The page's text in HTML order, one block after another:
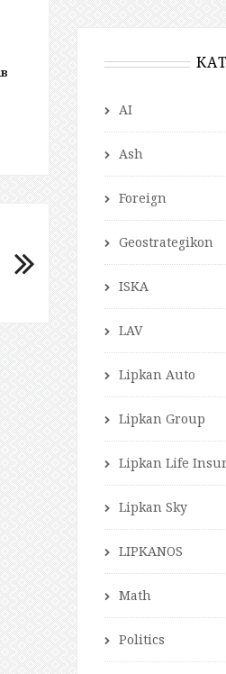
AI
Ash
Foreign
Geostrategikon
ISKA
LAV
Lipkan Auto
Lipkan Group
Lipkan Life
Lipkan Sky
LIPKANOS
Math
Politics